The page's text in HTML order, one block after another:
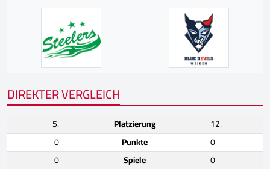
DIREKTER VERGLEICH
5. Platzierung
12.
0
Punkte
0
0
Spiele
0